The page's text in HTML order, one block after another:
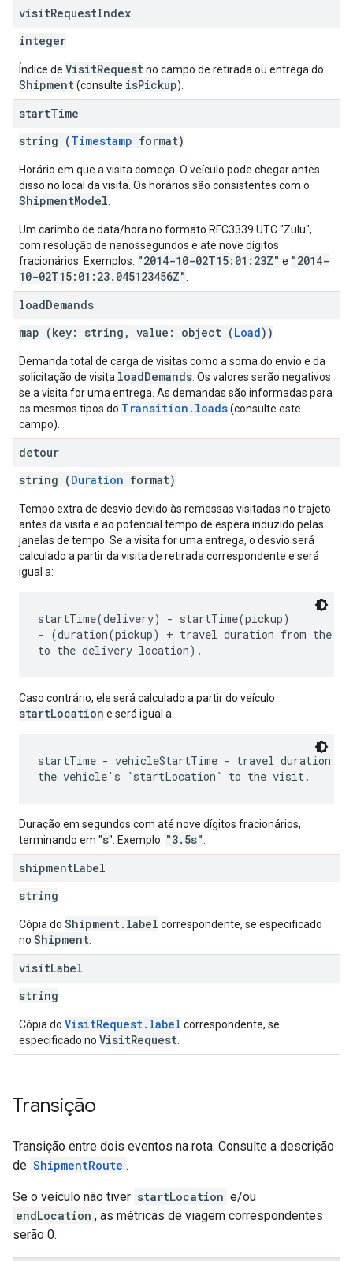
visitRequestIndex
integer
Índice de VisitRequestno campo de retirada ou entrega do
Shipment(consulte isPickup).
startTime
string (Timestamp format)
Horário em que a visita começa. O veículo pode chegar antes
disso no local da visita. Os horários são consistentes com o
ShipmentModel
Um carimbo de data/hora no formato RFC3339 UTC "Zulu",
com resolução de nanossegundos e até nove dígitos
fracionários. Exemplos: "2014-10-02T15:01:23Z" e "2014-
10-02T15:01:23.045123456Z"
loadDemands
map (key: string, value: object (Load))
Demanda total de carga de visitas como a soma do envio e da
solicitação de visita loadDemands . Os valores serão negativos
se a visita for uma entrega. As demandas são informadas para
os mesmos tipos do Transition.loads(consulte este
campo).
detour
string (Duration format)
Tempo extra de desvio devido às remessas visitadas no trajeto
antes da visita e ao potencial tempo de espera induzido pelas
janelas de tempo. Se a visita for uma entrega, o desvio será
calculado a partir da visita de retirada correspondente e será
igual a:
startTime(delivery) - startTime(pickup)
- (duration(pickup) + travel duration from the
Caso contrário, ele será calculado a partir do veículo
startLocation e será igual a:
startTime - vehicleStartTime - travel duration
Duração em segundos com até nove dígitos fracionários,
terminando em "s". Exemplo: "3.5s"
shipmentLabel
string
Cópia do Shipment.label correspondente, se especificado
no Shipment
visitLabel
string
Cópia do VisitRequest.label correspondente, se
especificado no VisitRequest
Transição
Transição entre dois eventos na rota. Consulte a descrição
de ShipmentRoute .
Se o veículo não tiver startLocation e/ou
endLocation , as métricas de viagem correspondentes
serão 0.